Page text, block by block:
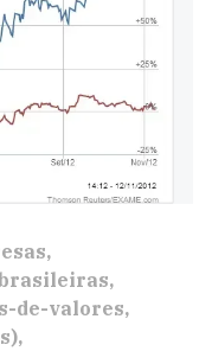
de-valores